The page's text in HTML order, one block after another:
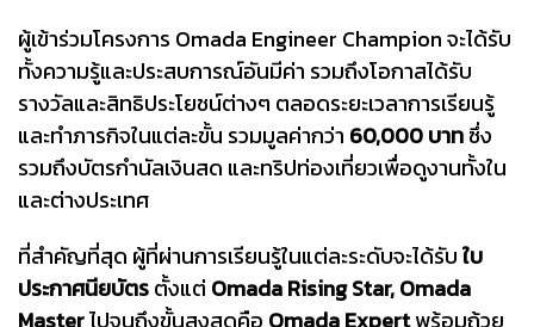
ผู้เข้าร่วมโครงการ Omada Engineer Champion จะได้รับ
ทั้งความรู้และประสบการณ์อันมีค่า รวมถึงโอกาสได้รับ
รางวัลและสิทธิประโยชน์ต่างๆ ตลอดระยะเวลาการเรียนรู้
และทำภารกิจในแต่ละขั้น รวมมูลค่ากว่า 60,000 บาทซึ่ง
รวมถึงบัตรกำนัลเงินสด และทริปท่องเที่ยวเพื่อดูงานทั้งใน
และต่างประเทศ
ที่สำคัญที่สุด ผู้ที่ผ่านการเรียนรู้ในแต่ละระดับจะได้รับใบ
ประกาศนียบัตรตั้งแต่ Omada Rising Star, Omada
Masterไปจนถึงขั้นสูงสุดคือ Omada Expertพร้อมถ้วย